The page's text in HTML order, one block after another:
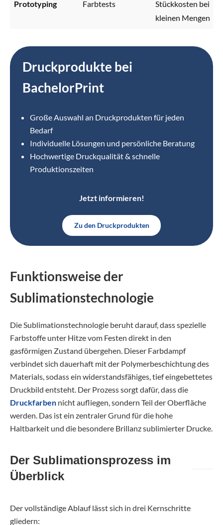
Prototyping
Farbtests
Stückkosten bei
kleinen Mengen
Druckprodukte bei
BachelorPrint
Große Auswahl an Druckprodukten für jeden
Bedarf
Individuelle Lösungen und persönliche Beratung
Hochwertige Druckqualität & schnelle
Produktionszeiten
Jetzt informieren!
Zu den Druckprodukten
Funktionsweise der
Sublimationstechnologie
Die Sublimationstechnologie beruht darauf, dass spezielle
Farbstoffe unter Hitze vom Festen direkt in den
gasförmigen Zustand übergehen. Dieser Farbdampf
verbindet sich dauerhaft mit der Polymerbeschichtung des
Materials, sodass ein widerstandsfähiges, tief eingebettetes
Druckbild entsteht. Der Prozess sorgt dafür, dass die
Druckfarben nicht aufliegen, sondern Teil der Oberfläche
werden. Das ist ein zentraler Grund für die hohe
Haltbarkeit und die besondere Brillanz sublimierter Drucke.
Der Sublimationsprozess im
Überblick
Der vollständige Ablauf lässt sich in drei Kernschritte
gliedern: